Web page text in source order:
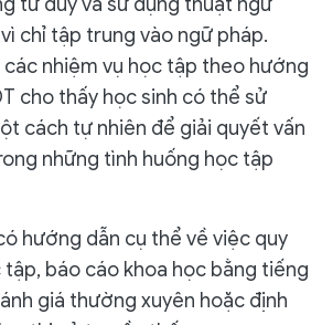
chỉ tập trung vào ngữ pháp.
nhiệm vụ học tập theo hướng
cho thấy học sinh có thể sử
cách tự nhiên để giải quyết vấn
những tình huống học tập
hướng dẫn cụ thể về việc quy
báo cáo khoa học bằng tiếng
giá thường xuyên hoặc định